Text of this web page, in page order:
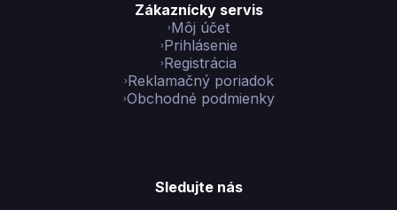
Zákaznícky servis
Môj účet
Prihlásenie
Registrácia
Reklamačný poriadok
Obchodné podmienky
Sledujte nás